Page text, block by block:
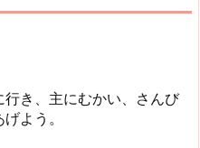
き、主にむかい、さんび
よう。